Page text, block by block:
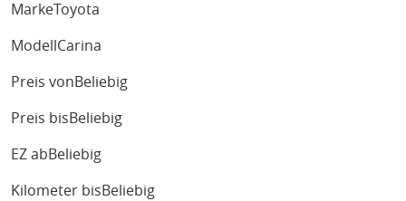
MarkeToyota
Modell Carina
Preis von Beliebig
Preis bis Beliebig
EZ ab Beliebig
Kilometer bis Beliebig